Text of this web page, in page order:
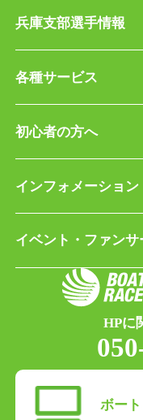
兵庫支部選手情報
各種サービス
初心者の方へ
インフォメーション
イベント・ファンサ
HPに
ボー